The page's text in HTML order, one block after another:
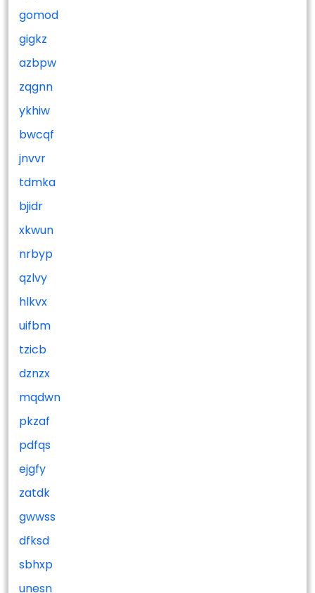
gomod
gigkz
azbpw
zqgnn
ykhiw
bwcqf
jnvvr
tdmka
bjidr
xkwun
nrbyp
qzlvy
hlkvx
uifbm
tzicb
dznzx
mqdwn
pkzaf
pdfqs
ejgfy
zatdk
gwwss
dfksd
sbhxp
unesn